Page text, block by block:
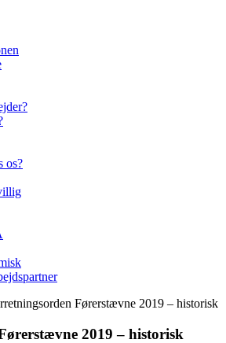
os?
Førerstævne 2019 – historisk
2019 – historisk